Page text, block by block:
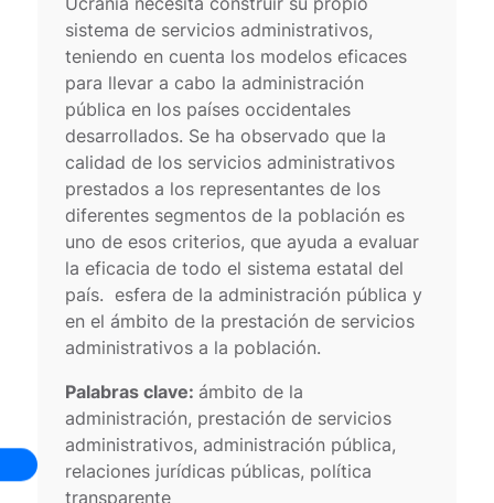
sistema de servicios administrativos,
teniendo en cuenta los modelos eficaces
para llevar a cabo la administración
pública en los países occidentales
desarrollados. Se ha observado que la
calidad de los servicios administrativos
prestados a los representantes de los
diferentes segmentos de la población es
uno de esos criterios, que ayuda a evaluar
la eficacia de todo el sistema estatal del
país. esfera de la administración pública y
en el ámbito de la prestación de servicios
administrativos a la población.
Palabras clave:ámbito de la
administración, prestación de servicios
administrativos, administración pública,
relaciones jurídicas públicas, política
transparente